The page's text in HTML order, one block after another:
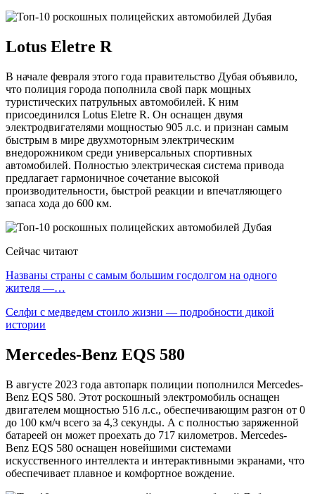
Lotus Eletre R
В начале февраля этого года правительство Дубая объявило,
что полиция города пополнила свой парк мощных
туристических патрульных автомобилей. К ним
присоединился Lotus Eletre R. Он оснащен двумя
электродвигателями мощностью 905 л.с. и признан самым
быстрым в мире двухмоторным электрическим
внедорожником среди универсальных спортивных
автомобилей. Полностью электрическая система привода
предлагает гармоничное сочетание высокой
производительности, быстрой реакции и впечатляющего
запаса хода до 600 км.
Сейчас читают
Названы страны с самым большим госдолгом на одного
жителя —…
Селфи с медведем стоило жизни — подробности дикой
истории
Mercedes-Benz EQS 580
В августе 2023 года автопарк полиции пополнился Mercedes-
Benz EQS 580. Этот роскошный электромобиль оснащен
двигателем мощностью 516 л.с., обеспечивающим разгон от 0
до 100 км/ч всего за 4,3 секунды. А с полностью заряженной
батареей он может проехать до 717 километров. Mercedes-
Benz EQS 580 оснащен новейшими системами
искусственного интеллекта и интерактивными экранами, что
обеспечивает плавное и комфортное вождение.